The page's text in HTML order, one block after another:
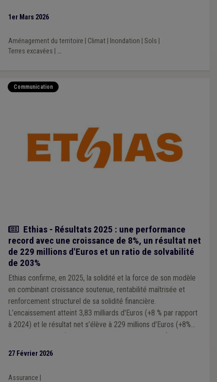
1er Mars 2026
Aménagement du territoire Climat| Inondation Sols
Terres excavées
...
Communication
Actualité
Ethias - Résultats 2025 : une performance
record avec une croissance de 8%, un résultat net
de 229 millions d'Euros et un ratio de solvabilité
de 203%
Ethias confirme, en 2025, la solidité et la force de son modèle
en combinant croissance soutenue, rentabilité maîtrisée et
renforcement structurel de sa solidité financière.
L’encaissement atteint 3,83 milliards d'Euros (+8 % par rapport
à 2024) et le résultat net s’élève à 229 millions d'Euros (+8%
par rapport à 2024), illustrant une dynamique de performance
27 Février 2026
Assurance